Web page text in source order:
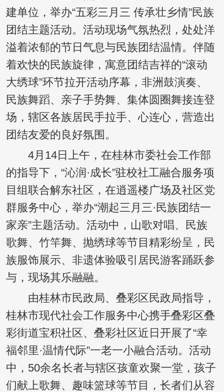
建单位，举办“五彩三月三 传承壮乡情”民族
团结主题活动。活动现场气氛热烈，处处洋
溢着浓郁的节日气息与民族团结温情。伴随
着欢快的民族旋律，寓意团结吉祥的“滚动
大绣球”环节拉开活动序幕，非洲鼓演奏、
民族舞蹈、亲子手势舞、集体圆圈舞接连登
场，辖区各族居民手拉手、心连心，营造出
团结友爱的良好氛围。
4月14日上午，在桂林市委社会工作部
的指导下，“沁润·成长”驻校社工融合服务项
目组联合解东社区，在逍遥楼广场及社区党
群服务中心，举办“潮起三月三·民族团结一
家亲”主题活动。活动中，山歌对唱、民族
歌舞、竹竿舞、抛绣球等节目精彩纷呈，民
族服饰展示、非遗体验吸引居民游客踊跃参
与，现场其乐融融。
由桂林市民政局、叠彩区民政局指导，
桂林市现代社会工作服务中心携手叠彩区叠
彩街道宝积社区、叠彩社区近日开展了“幸
福邻里·温情代际”一老一小融合活动。活动
中，50余名长者与辖区孩童欢聚一堂，孩子
们献上歌舞、趣味篮球等节目，长者们从容